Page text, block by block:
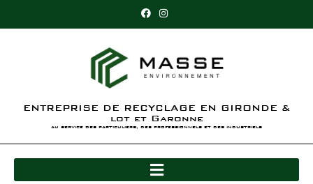
ENTREPRISE DE RECYCLAGE EN GIRONDE &
lot et Garonne
au service des particuliers, des professionnels et des industriels